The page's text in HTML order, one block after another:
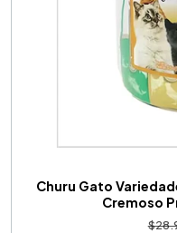
Churu Gato
Cremoso